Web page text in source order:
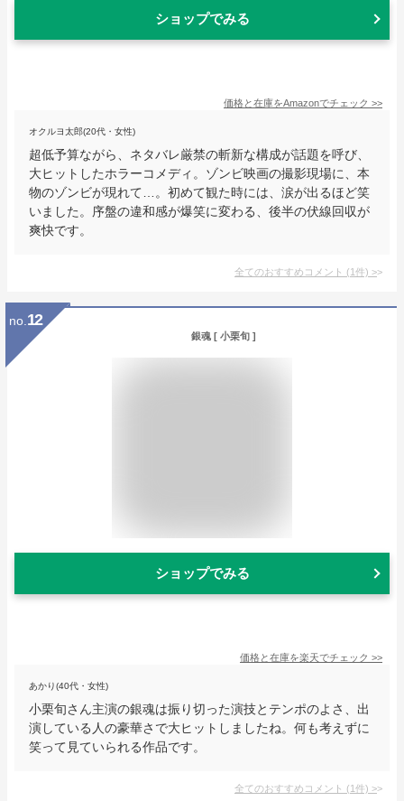
ショップでみる
価格と在庫をAmazonでチェック >>
オクルヨ太郎(20代・女性)
超低予算ながら、ネタバレ厳禁の斬新な構成が話題を呼び、
大ヒットしたホラーコメディ。ゾンビ映画の撮影現場に、本
物のゾンビが現れて…。初めて観た時には、涙が出るほど笑
いました。序盤の違和感が爆笑に変わる、後半の伏線回収が
爽快です。
全てのおすすめコメント (1件) >
no. 12
銀魂 [ 小栗旬 ]
ショップでみる
価格と在庫を楽天でチェック >>
あかり(40代・女性)
小栗旬さん主演の銀魂は振り切った演技とテンポのよさ、出
演している人の豪華さで大ヒットしましたね。何も考えずに
笑って見ていられる作品です。
全てのおすすめコメント (1件) >